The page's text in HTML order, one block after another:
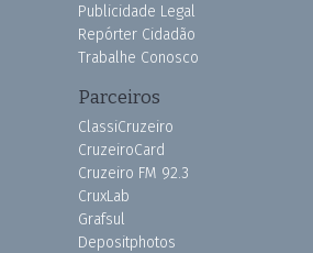
Publicidade Legal
Repórter Cidadão
Trabalhe Conosco
Parceiros
ClassiCruzeiro
CruzeiroCard
Cruzeiro FM 92.3
CruxLab
Grafsul
Depositphotos